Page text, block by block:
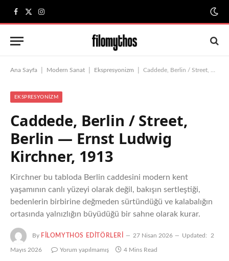
Facebook
X
(Twitter)
Instagram
Ana Sayfa Modern Sanat Ekspresyonizm Caddede, Berlin / Street, Berlin — Ernst Ludwig Kirchner, 1913
EKSPRESYONIZM
Caddede, Berlin / Street,
Berlin — Ernst Ludwig
Kirchner, 1913
Kirchner bu tabloda Berlin caddesini modern kent
yaşamının canlı yüzeyi olarak değil, bakışın sertleştiği,
bedenlerin birbirine değmeden sürtündüğü ve kalabalığın
ortasında yalnızlığın büyüdüğü bir sahne olarak kurar.
By FILOMYTHOS EDITÖRLERI 27 Nisan 2026 Updated: 2
Mayıs 2026 Yorum yapılmamış 4 Mins Read